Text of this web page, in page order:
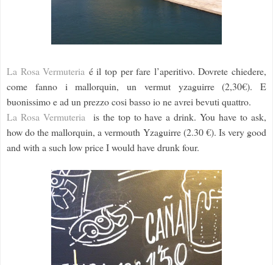
La Rosa Vermuteria é il top per fare l’aperitivo. Dovrete chiedere,
come fanno i mallorquin, un vermut yzaguirre (2,30€). E
buonissimo e ad un prezzo cosi basso io ne avrei bevuti quattro.
La Rosa Vermuteriais the top to have a drink. You have to ask,
how do the mallorquin, a vermouth Yzaguirre (2.30 €). Is very good
and with a such low price I would have drunk four.